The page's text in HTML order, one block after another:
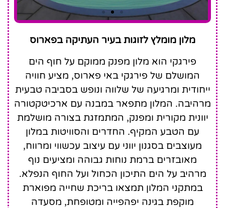
Pyrgaki
Hotel
מלון מומלץ לזוגות בעיר העתיקה בפארוס
פירגקי הוא מלון מפנק ממוקם על חוף הים
המושלם של פירגקי באי פארוס, מציע חוויה
ייחודית ומרגיעה של שלווה ונופש בסביבה טבעית
מרהיבה. המלון מתפאר במבנה עם ארכיטקטורה
יוונית מקורית ומפנק, המתמזגת בצורה מושלמת
עם הטבע המקיף. החדרים והסוויטות במלון
מעוצבים בסגנון יווני עם עיצוב עכשווי ומרווח,
מאובזרים ברמת נוחות גבוהה ומציעים נוף
מרהיב על הים התיכון הכחול ועל החוף הנפלא.
במתקני המלון תמצאו בריכת שחייה מפוארת
מוקפת בגינה יפהפייה ומטופחת, מסעדה